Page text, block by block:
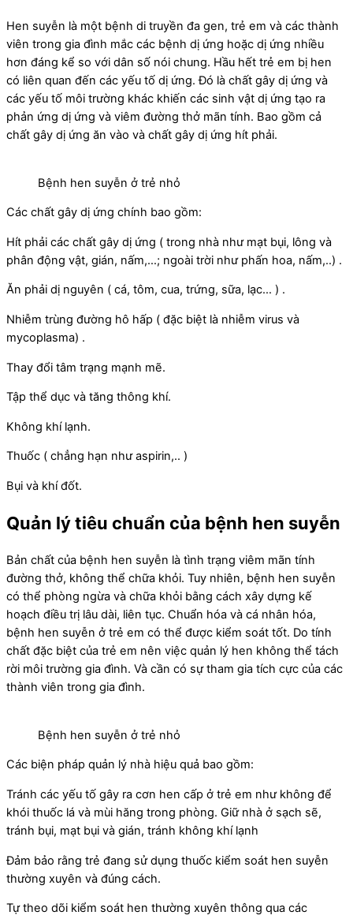
Hen suyễn là một bệnh di truyền đa gen, trẻ em và các thành
viên trong gia đình mắc các bệnh dị ứng hoặc dị ứng nhiều
hơn đáng kể so với dân số nói chung. Hầu hết trẻ em bị hen
có liên quan đến các yếu tố dị ứng. Đó là chất gây dị ứng và
các yếu tố môi trường khác khiến các sinh vật dị ứng tạo ra
phản ứng dị ứng và viêm đường thở mãn tính. Bao gồm cả
chất gây dị ứng ăn vào và chất gây dị ứng hít phải.
Bệnh hen suyễn ở trẻ nhỏ
Các chất gây dị ứng chính bao gồm:
Hít phải các chất gây dị ứng ( trong nhà như mạt bụi, lông và
phân động vật, gián, nấm,…; ngoài trời như phấn hoa, nấm,..) .
Ăn phải dị nguyên ( cá, tôm, cua, trứng, sữa, lạc… ) .
Nhiễm trùng đường hô hấp ( đặc biệt là nhiễm virus và
mycoplasma) .
Thay đổi tâm trạng mạnh mẽ.
Tập thể dục và tăng thông khí.
Không khí lạnh.
Thuốc ( chẳng hạn như aspirin,.. )
Bụi và khí đốt.
Quản lý tiêu chuẩn của bệnh hen suyễn
Bản chất của bệnh hen suyễn là tình trạng viêm mãn tính
đường thở, không thể chữa khỏi. Tuy nhiên, bệnh hen suyễn
có thể phòng ngừa và chữa khỏi bằng cách xây dựng kế
hoạch điều trị lâu dài, liên tục. Chuẩn hóa và cá nhân hóa,
bệnh hen suyễn ở trẻ em có thể được kiểm soát tốt. Do tính
chất đặc biệt của trẻ em nên việc quản lý hen không thể tách
rời môi trường gia đình. Và cần có sự tham gia tích cực của các
thành viên trong gia đình.
Bệnh hen suyễn ở trẻ nhỏ
Các biện pháp quản lý nhà hiệu quả bao gồm:
Tránh các yếu tố gây ra cơn hen cấp ở trẻ em như không để
khói thuốc lá và mùi hăng trong phòng. Giữ nhà ở sạch sẽ,
tránh bụi, mạt bụi và gián, tránh không khí lạnh
Đảm bảo rằng trẻ đang sử dụng thuốc kiểm soát hen suyễn
thường xuyên và đúng cách.
Tự theo dõi kiểm soát hen thường xuyên thông qua các